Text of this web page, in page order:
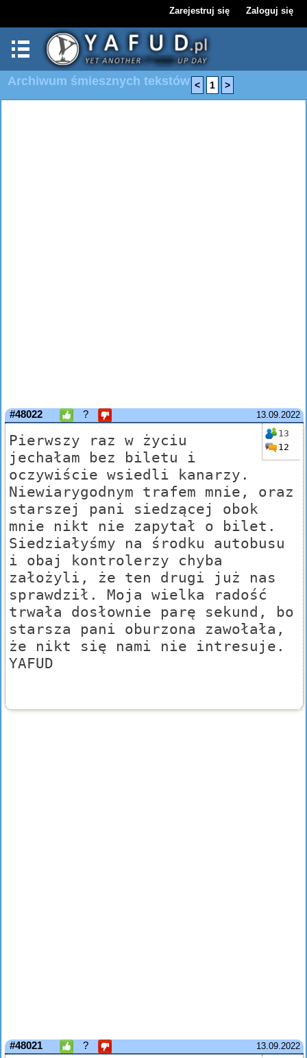
Zarejestruj się Zaloguj się
Archiwum śmiesznych tekstów < 1 >
13.09.2022
#48022 ?
13
12
Pierwszy raz w życiu
jechałam bez biletu i
oczywiście wsiedli kanarzy.
Niewiarygodnym trafem mnie, oraz
starszej pani siedzącej obok
mnie nikt nie zapytał o bilet.
Siedziałyśmy na środku autobusu
i obaj kontrolerzy chyba
założyli, że ten drugi już nas
sprawdził. Moja wielka radość
trwała dosłownie parę sekund, bo
starsza pani oburzona zawołała,
że nikt się nami nie intresuje.
YAFUD
13.09.2022
#48021 ?